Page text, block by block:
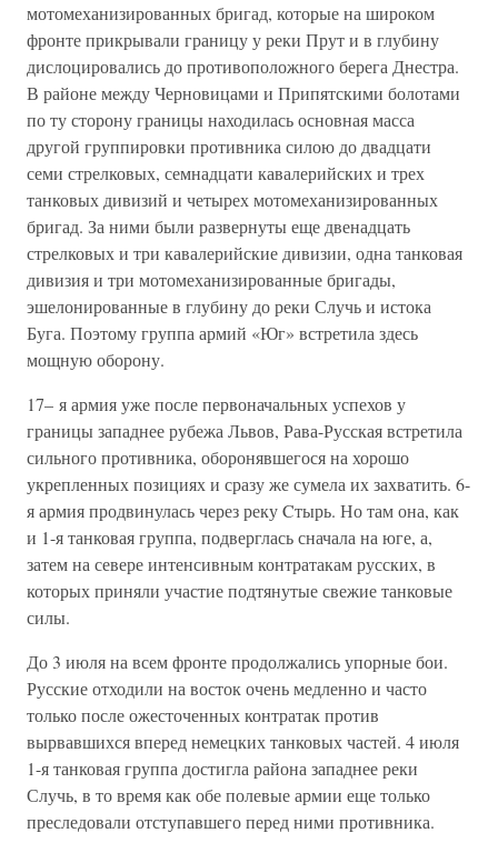
мотомеханизированных бригад, которые на широком
фронте прикрывали границу у реки Прут и в глубину
дислоцировались до противоположного берега Днестра.
В районе между Черновицами и Припятскими болотами
по ту сторону границы находилась основная масса
другой группировки противника силою до двадцати
семи стрелковых, семнадцати кавалерийских и трех
танковых дивизий и четырех мотомеханизированных
бригад. За ними были развернуты еще двенадцать
стрелковых и три кавалерийские дивизии, одна танковая
дивизия и три мотомеханизированные бригады,
эшелонированные в глубину до реки Случь и истока
Буга. Поэтому группа армий «Юг» встретила здесь
мощную оборону.
17– я армия уже после первоначальных успехов у
границы западнее рубежа Львов, Рава-Русская встретила
сильного противника, оборонявшегося на хорошо
укрепленных позициях и сразу же сумела их захватить. 6-
я армия продвинулась через реку Cтырь. Но там она, как
и 1-я танковая группа, подверглась сначала на юге, а,
затем на севере интенсивным контратакам русских, в
которых приняли участие подтянутые свежие танковые
силы.
До 3 июля на всем фронте продолжались упорные бои.
Русские отходили на восток очень медленно и часто
только после ожесточенных контратак против
вырвавшихся вперед немецких танковых частей. 4 июля
1-я танковая группа достигла района западнее реки
Случь, в то время как обе полевые армии еще только
преследовали отступавшего перед ними противника.